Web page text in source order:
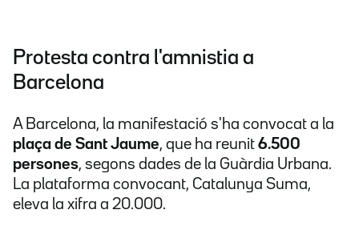
Protesta contra l'amnistia a
Barcelona
A Barcelona, la manifestació s'ha convocat a la
plaça de Sant Jaume, que ha reunit 6.500
persones, segons dades de la Guàrdia Urbana.
La plataforma convocant, Catalunya Suma,
eleva la xifra a 20.000.